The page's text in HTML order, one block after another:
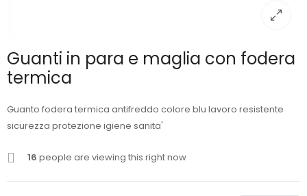
Guanti in para e maglia con fodera
termica
Guanto fodera termica antifreddo colore blu lavoro resistente
sicurezza protezione igiene sanita'
16 people are viewing this right now